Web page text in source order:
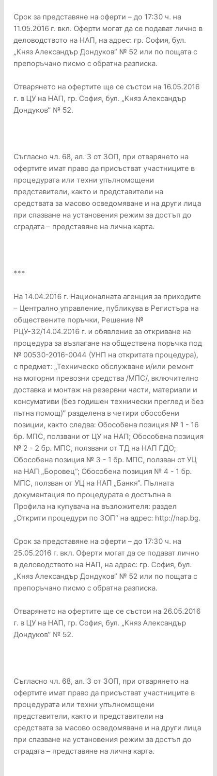
Срок за представяне на оферти – до 17:30 ч. на
11.05.2016 г. вкл. Оферти могат да се подават лично в
деловодството на НАП, на адрес: гр. София, бул.
„Княз Александър Дондуков” № 52 или по пощата с
препоръчано писмо с обратна разписка.
Отварянето на офертите ще се състои на 16.05.2016
г. в ЦУ на НАП, гр. София, бул. „Княз Александър
Дондуков” № 52.
Съгласно чл. 68, ал. 3 от ЗОП, при отварянето на
офертите имат право да присъстват участниците в
процедурата или техни упълномощени
представители, както и представители на
средствата за масово осведомяване и на други лица
при спазване на установения режим за достъп до
сградата – представяне на лична карта.
***
На 14.04.2016 г. Националната агенция за приходите
– Централно управление, публикува в Регистъра на
обществените поръчки, Решение №
РЦУ-32/14.04.2016 г. и обявление за откриване на
процедура за възлагане на обществена поръчка под
№ 00530-2016-0044 (УНП на откритата процедура),
с предмет: „Техническо обслужване и/или ремонт
на моторни превозни средства /МПС/, включително
доставка и монтаж на резервни части, материали и
консумативи (без годишен технически преглед и без
пътна помощ)” разделена в четири обособени
позиции, както следва: Обособена позиция № 1 - 16
бр. МПС, ползвани от ЦУ на НАП; Обособена позиция
№ 2 - 2 бр. МПС, ползвани от ТД на НАП ГДО;
Обособена позиция № 3 - 1 бр. МПС, ползван от УЦ
на НАП „Боровец”; Обособена позиция № 4 - 1 бр.
МПС, ползван от УЦ на НАП „Банкя”. Пълната
документация по процедурата е достъпна в
Профила на купувача на възложителя: раздел
„Открити процедури по ЗОП“ на адрес: http://nap.bg.
Срок за представяне на оферти – до 17:30 ч. на
25.05.2016 г. вкл. Оферти могат да се подават лично
в деловодството на НАП, на адрес: гр. София, бул.
„Княз Александър Дондуков” № 52 или по пощата с
препоръчано писмо с обратна разписка.
Отварянето на офертите ще се състои на 26.05.2016
г. в ЦУ на НАП, гр. София, бул. „Княз Александър
Дондуков” № 52.
Съгласно чл. 68, ал. 3 от ЗОП, при отварянето на
офертите имат право да присъстват участниците в
процедурата или техни упълномощени
представители, както и представители на
средствата за масово осведомяване и на други лица
при спазване на установения режим за достъп до
сградата – представяне на лична карта.